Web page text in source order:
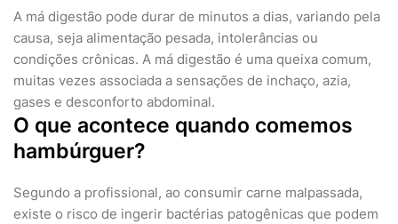
A má digestão pode durar de minutos a dias, variando pela
causa, seja alimentação pesada, intolerâncias ou
condições crônicas. A má digestão é uma queixa comum,
muitas vezes associada a sensações de inchaço, azia,
gases e desconforto abdominal.
O que acontece quando comemos
hambúrguer?
Segundo a profissional, ao consumir carne malpassada,
existe o risco de ingerir bactérias patogênicas que podem